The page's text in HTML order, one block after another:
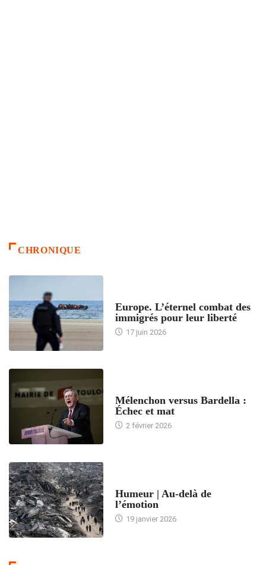
CHRONIQUE
Europe. L’éternel combat des
immigrés pour leur liberté
17 juin 2026
Mélenchon versus Bardella :
Échec et mat
2 février 2026
Humeur | Au-delà de
l’émotion
19 janvier 2026